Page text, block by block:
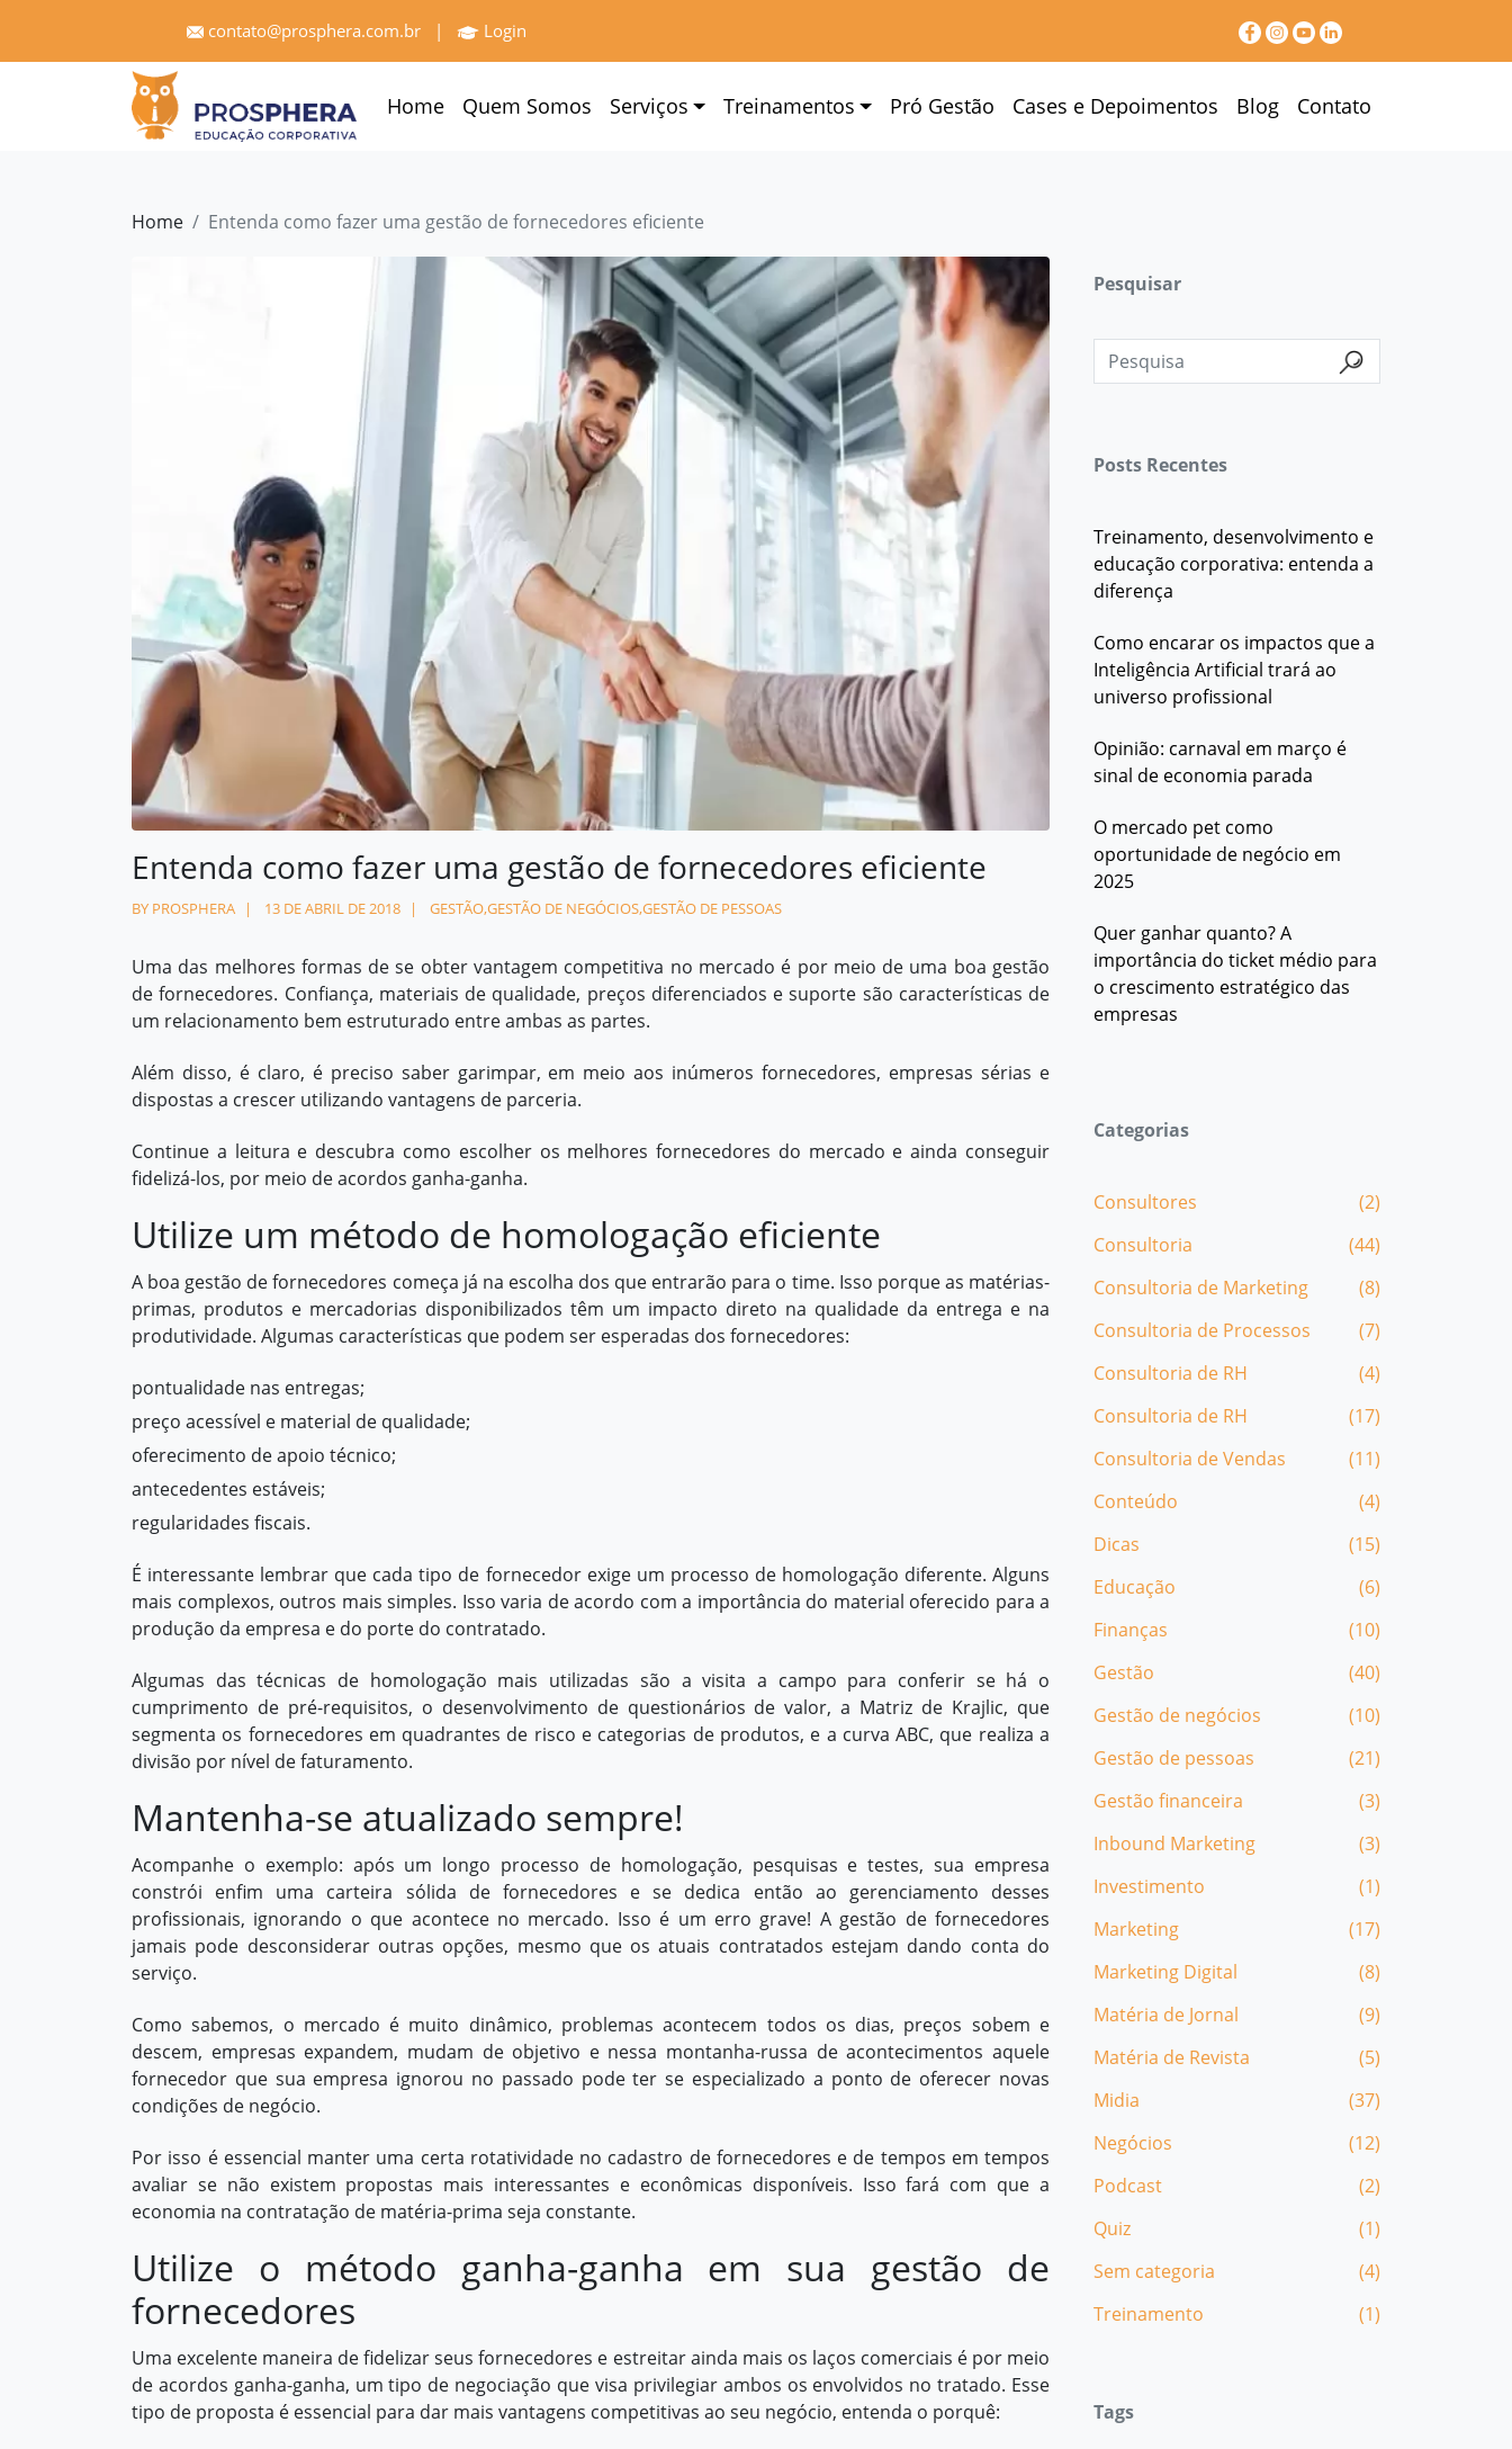
contato@prosphera.com.br
contato@prosphera.com.br | Login
Home Quem Somos Serviços Treinamentos Pró Gestão Cases e Depoimentos Blog Contato
Home Entenda como fazer uma gestão de fornecedores eficiente
Entenda como fazer uma gestão de fornecedores eficiente
BY PROSPHERA 13 DE ABRIL DE 2018 GESTÃO,GESTÃO DE NEGÓCIOS,GESTÃO DE PESSOAS
Uma das melhores formas de se obtervantagem competitiva no mercado é por meio de uma boa gestão
de fornecedores. Confiança, materiais de qualidade, preços diferenciados e suporte são características de
um relacionamento bem estruturado entre ambas as partes.
Além disso, é claro, é preciso saber garimpar, em meio aos inúmeros fornecedores, empresas sérias e
dispostas a crescer utilizando vantagens de parceria.
Continue a leitura e descubra como escolher os melhores fornecedores do mercado e ainda conseguir
fidelizá-los, por meio de acordos ganha-ganha.
Utilize um método de homologação eficiente
A boa gestão de fornecedores começa já na escolha dos que entrarão para o time. Isso porque as matérias-
primas, produtos e mercadorias disponibilizados têm um impacto direto na qualidade da entrega e na
produtividade. Algumas características que podem ser esperadas dos fornecedores:
pontualidade nas entregas;
preço acessível e material de qualidade;
oferecimento de apoio técnico;
antecedentes estáveis;
regularidades fiscais.
É interessante lembrar que cada tipo de fornecedor exige um processo de homologação diferente. Alguns
mais complexos, outros mais simples. Isso varia de acordo com a importância do material oferecido para a
produção da empresa e do porte do contratado.
Algumas das técnicas de homologação mais utilizadas são a visita a campo para conferir se há o
cumprimento de pré-requisitos, o desenvolvimento de questionários de valor, a Matriz de Krajlic, que
segmenta os fornecedores em quadrantes de risco e categorias de produtos, e a curva ABC, que realiza a
divisão por nível de faturamento.
Mantenha-se atualizado sempre!
Acompanhe o exemplo: após um longo processo de homologação, pesquisas e testes, sua empresa
constrói enfim uma carteira sólida de fornecedores e se dedica então ao gerenciamento desses
profissionais, ignorando o que acontece no mercado. Isso é um erro grave! A gestão de fornecedores
jamais pode desconsiderar outras opções, mesmo que os atuais contratados estejam dando conta do
serviço.
Como sabemos, o mercado é muito dinâmico, problemas acontecem todos os dias, preços sobem e
descem, empresas expandem, mudam de objetivo e nessa montanha-russa de acontecimentos aquele
fornecedor que sua empresa ignorou no passado pode ter se especializado a ponto de oferecer novas
condições de negócio.
Por isso é essencial manter uma certa rotatividade no cadastro de fornecedores e de tempos em tempos
avaliar se não existem propostas mais interessantes e econômicas disponíveis. Isso fará com que a
economia na contratação de matéria-prima seja constante.
Utilize o método ganha-ganha em sua gestão de
fornecedores
Uma excelente maneira de fidelizar seus fornecedores e estreitar ainda mais os laços comerciais é por meio
de acordos ganha-ganha, um tipo de negociação que visa privilegiar ambos os envolvidos no tratado. Esse
tipo de proposta é essencial para dar mais vantagens competitivas ao seu negócio, entenda o porquê:
Pesquisar
Posts Recentes
Treinamento, desenvolvimento e
educação corporativa: entenda a
diferença
Como encarar os impactos que a
Inteligência Artificial trará ao
universo profissional
Opinião: carnaval em março é
sinal de economia parada
O mercado pet como
oportunidade de negócio em
2025
Quer ganhar quanto? A
importância do ticket médio para
o crescimento estratégico das
empresas
Categorias
Consultores
(2)
Consultoria
(44)
Consultoria de Marketing
(8)
Consultoria de Processos
(7)
Consultoria de RH
(4)
Consultoria de RH
(17)
Consultoria de Vendas
(11)
Conteúdo
(4)
Dicas
(15)
Educação
(6)
Finanças
(10)
Gestão
(40)
Gestão de negócios
(10)
Gestão de pessoas
(21)
Gestão financeira
(3)
Inbound Marketing
(3)
Investimento
(1)
Marketing
(17)
Marketing Digital
(8)
Matéria de Jornal
(9)
Matéria de Revista
(5)
Midia
(37)
Negócios
(12)
Podcast
(2)
Quiz
(1)
Sem categoria
(4)
Treinamento
(1)
Tags